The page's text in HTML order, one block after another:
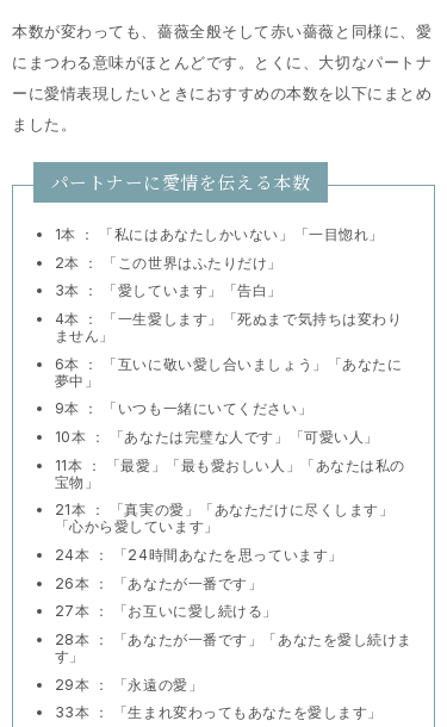
本数が変わっても、薔薇全般そして赤い薔薇と同様に、愛
にまつわる意味がほとんどです。とくに、大切なパートナ
ーに愛情表現したいときにおすすめの本数を以下にまとめ
ました。
パートナーに愛情を伝える本数
1本 ： 「私にはあなたしかいない」「一目惚れ」
2本 ： 「この世界はふたりだけ」
3本 ： 「愛しています」「告白」
4本 ： 「一生愛します」「死ぬまで気持ちは変わり
ません」
6本 ： 「互いに敬い愛し合いましょう」「あなたに
夢中」
9本 ： 「いつも一緒にいてください」
10本 ： 「あなたは完璧な人です」「可愛い人」
11本 ： 「最愛」「最も愛おしい人」「あなたは私の
宝物」
21本 ： 「真実の愛」「あなただけに尽くします」
「心から愛しています」
24本 ： 「24時間あなたを思っています」
26本 ： 「あなたが一番です」
27本 ： 「お互いに愛し続ける」
28本 ： 「あなたが一番です」「あなたを愛し続けま
す」
29本 ： 「永遠の愛」
33本 ： 「生まれ変わってもあなたを愛します」